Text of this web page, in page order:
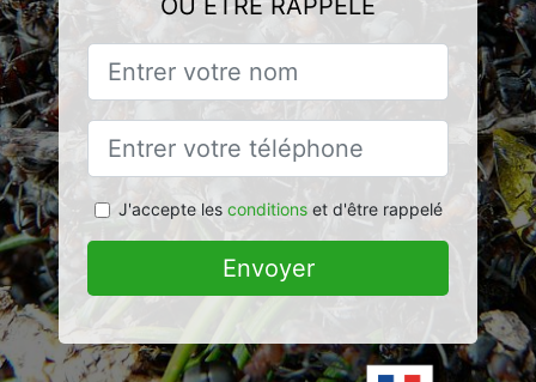
OU ÊTRE RAPPELÉ
J'accepte les conditionset d'être rappelé
Envoyer